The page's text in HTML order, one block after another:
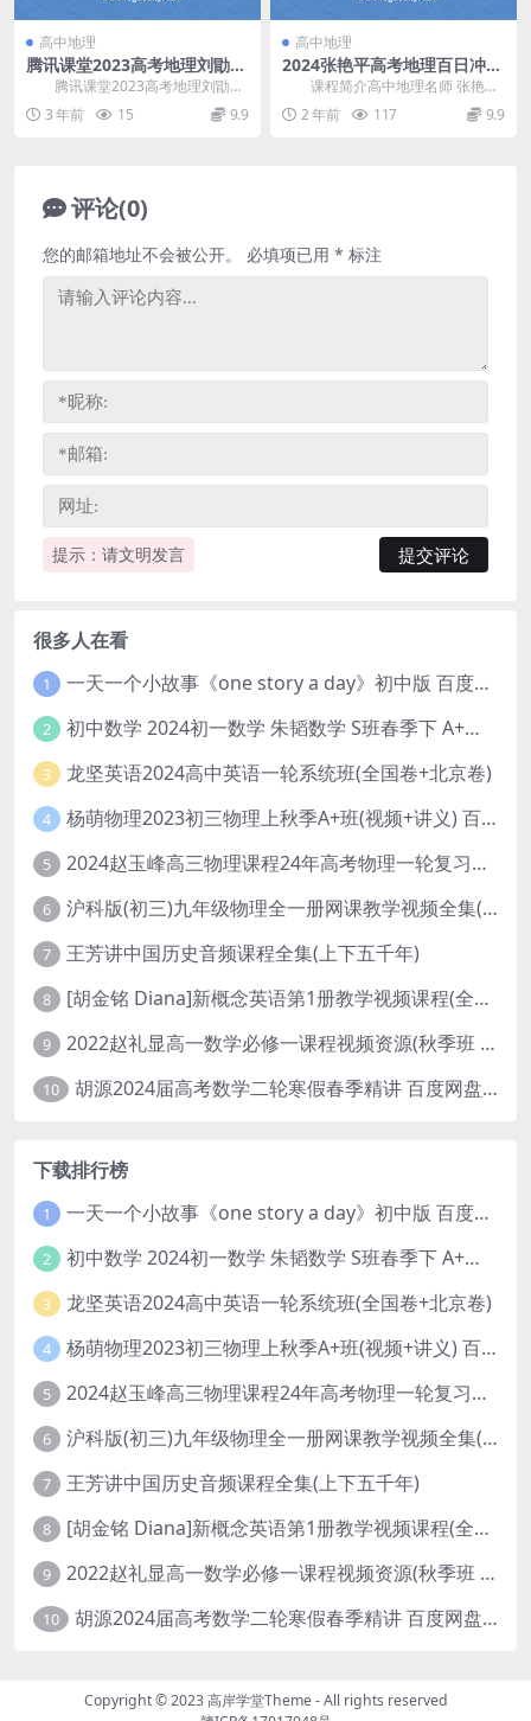
高中地理
腾讯课堂2023高考地理刘勖雯
第一阶段大题方法班（高三）
百度网盘分享
腾讯课堂2023高考地理刘勖雯
第一阶段大题方法班，百度网盘分
享高考地理复习课...
3 年前 15 9.9
高中地理
2024张艳平高考地理百日冲刺
(上)寒假班课程
课程简介高中地理名师 张艳平
讲课，2024张艳萍高考地理百日冲
刺课(上)寒...
2 年前 117 9.9
评论(0)
提示：请文明发言
您的邮箱地址不会被公开。 必填项已用 * 标注
很多人在看
1 一天一个小故事《one story a day》初中版 百度网盘分享下载
2 初中数学 2024初一数学 朱韬数学 S班春季下 A+班春季下 百度云网盘
3 龙坚英语2024高中英语一轮系统班(全国卷+北京卷)
4 杨萌物理2023初三物理上秋季A+班(视频+讲义) 百度网盘分享
5 2024赵玉峰高三物理课程24年高考物理一轮复习网课教程
6 沪科版(初三)九年级物理全一册网课教学视频全集(录播版 杜春雨 66讲)
7 王芳讲中国历史音频课程全集(上下五千年)
8 [胡金铭 Diana]新概念英语第1册教学视频课程(全集 百度网盘下载)
9 2022赵礼显高一数学必修一课程视频资源(秋季班 含讲义)百度网盘云
10 胡源2024届高考数学二轮寒假春季精讲 百度网盘分享
下载排行榜
1 一天一个小故事《one story a day》初中版 百度网盘分享下载
2 初中数学 2024初一数学 朱韬数学 S班春季下 A+班春季下 百度云网盘
3 龙坚英语2024高中英语一轮系统班(全国卷+北京卷)
4 杨萌物理2023初三物理上秋季A+班(视频+讲义) 百度网盘分享
5 2024赵玉峰高三物理课程24年高考物理一轮复习网课教程
6 沪科版(初三)九年级物理全一册网课教学视频全集(录播版 杜春雨 66讲)
7 王芳讲中国历史音频课程全集(上下五千年)
8 [胡金铭 Diana]新概念英语第1册教学视频课程(全集 百度网盘下载)
9 2022赵礼显高一数学必修一课程视频资源(秋季班 含讲义)百度网盘云
10 胡源2024届高考数学二轮寒假春季精讲 百度网盘分享
Copyright © 2023高岸学堂Theme- All rights reserved